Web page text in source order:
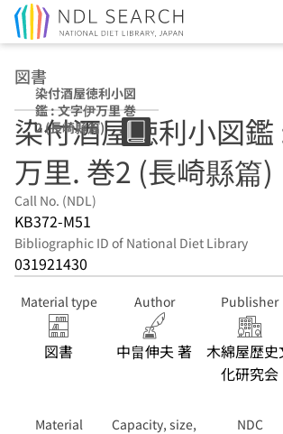
図書
染付酒屋徳利小図
鑑 : 文字伊万里 巻
2 (長崎縣篇)
染付酒屋徳利小図鑑
万里. 巻2 (長崎縣篇)
Call No. (NDL)
KB372-M51
Bibliographic ID of National Diet Library
031921430
Material type
図書
Author
中畠伸夫 著
Publisher
木綿屋歴史
化研究会
Material
Capacity, size,
NDC